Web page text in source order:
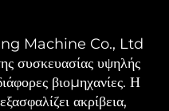
Machine Co., Ltd
συσκευασίας υψηλής
βιομηχανίες. Η
ακρίβεια,